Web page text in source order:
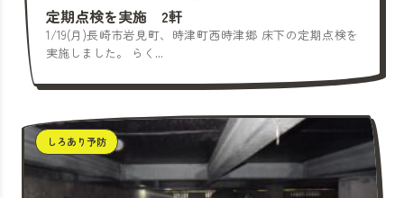
定期点検を実施 2軒
1/19(月)長崎市岩見町、時津町西時津郷 床下の定期点検を
実施しました。 らく...
しろあり予防